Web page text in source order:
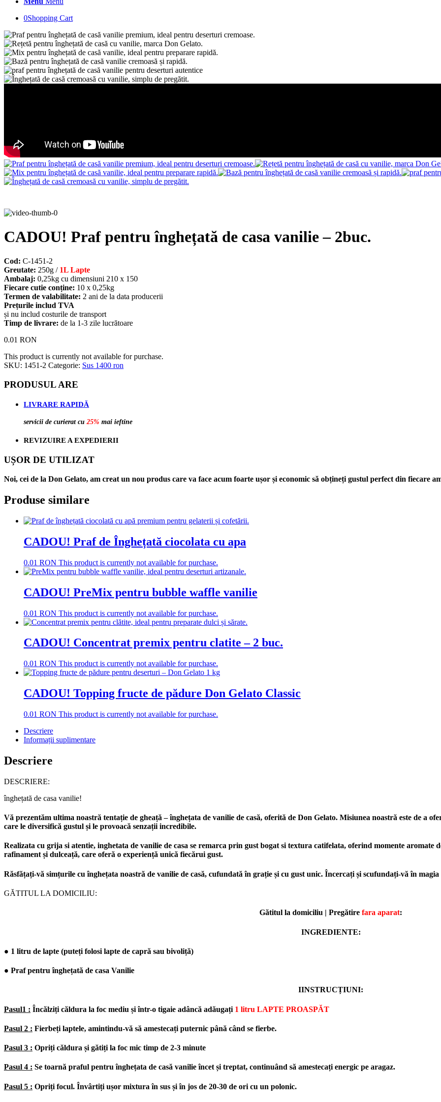
0Shopping Cart
CADOU! Praf pentru înghețată de casa vanilie – 2buc.
Cod: C-1451-2
Greutate: 250g / 1L Lapte
Ambalaj: 0,25kg cu dimensiuni 210 х 150
Fiecare cutie conține: 10 х 0,25kg
Termen de valabilitate: 2 ani de la data producerii
Prețurile includ TVA
și nu includ costurile de transport
Timp de livrare: de la 1-3 zile lucrătoare
0.01 RON
This product is currently not available for purchase.
SKU: 1451-2 Categorie: Sus 1400 ron
PRODUSUL ARE
LIVRARE RAPIDĂ
servicii de curierat cu 25% mai ieftine
REVIZUIRE A EXPEDIERII
UȘOR DE UTILIZAT
Noi, cei de la Don Gelato, am creat un nou produs care va face acum foarte ușor și economic să obțineți gustul perfect din fiecare
Produse similare
CADOU! Praf de Înghețată ciocolata cu apa
0.01 RON This product is currently not available for purchase.
CADOU! PreMix pentru bubble waffle vanilie
0.01 RON This product is currently not available for purchase.
CADOU! Concentrat premix pentru clatite – 2 buc.
0.01 RON This product is currently not available for purchase.
CADOU! Topping fructe de pădure Don Gelato Classic
0.01 RON This product is currently not available for purchase.
Descriere
Informații suplimentare
Descriere
DESCRIERE:
înghețată de casa vanilie!
Vă prezentăm ultima noastră tentație de gheață – înghețata de vanilie de casă, oferită de Don Gelato. Misiunea noastră este de a
care le diversifică gustul și le provoacă senzații incredibile.
Realizata cu grija si atentie, inghetata de vanilie de casa se remarca prin gust bogat si textura catifelata, oferind momente
rafinament și dulceață, care oferă o experiență unică fiecărui gust.
Răsfățați-vă simțurile cu înghețata noastră de vanilie de casă, cufundată în grație și cu gust unic. Încercați și scufundați-vă în
GĂTITUL LA DOMICILIU:
Gătitul la domiciliu | Pregătire fara aparat:
INGREDIENTE:
● 1 litru de lapte (puteți folosi lapte de capră sau bivoliță)
● Praf pentru înghețată de casa Vanilie
IINSTRUCȚIUNI:
Pasul1 : Încălziți căldura la foc mediu și într-o tigaie adâncă adăugați 1 litru LAPTE PROASPĂT
Pasul 2 : Fierbeți laptele, amintindu-vă să amestecați puternic până când se fierbe.
Pasul 3 : Opriți căldura și gătiți la foc mic timp de 2-3 minute
Pasul 4 : Se toarnă praful pentru înghețata de casă vanilie încet și treptat, continuând să amestecați energic pe aragaz.
Pasul 5 : Opriți focul. Învârtiți ușor mixtura în sus și în jos de 20-30 de ori cu un polonic.